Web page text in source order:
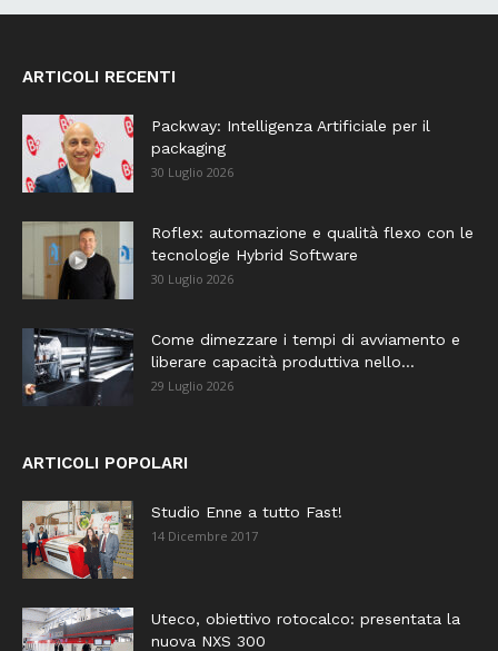
ARTICOLI RECENTI
Packway: Intelligenza Artificiale per il
packaging
30 Luglio 2026
Roflex: automazione e qualità flexo con le
tecnologie Hybrid Software
30 Luglio 2026
Come dimezzare i tempi di avviamento e
liberare capacità produttiva nello...
29 Luglio 2026
ARTICOLI POPOLARI
Studio Enne a tutto Fast!
14 Dicembre 2017
Uteco, obiettivo rotocalco: presentata la
nuova NXS 300